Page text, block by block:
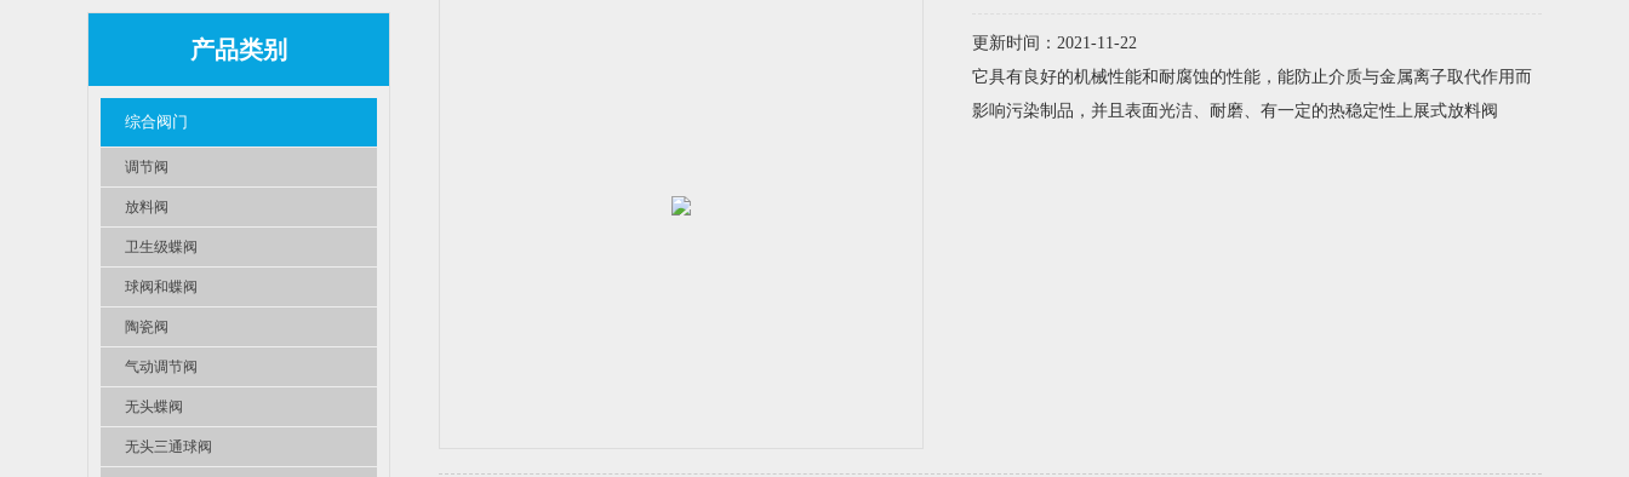
产品类别
综合阀门
调节阀
放料阀
卫生级蝶阀
球阀和蝶阀
陶瓷阀
气动调节阀
无头蝶阀
无头三通球阀
更新时间：2021-11-22
它具有良好的机械性能和耐腐蚀的性能，能防止介质与金属离子取代作用而
影响污染制品，并且表面光洁、耐磨、有一定的热稳定性上展式放料阀